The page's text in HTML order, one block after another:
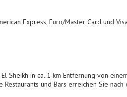
Express, Euro/Master Card und
Sheikh in ca. 1 km Entfernung von
und Bars erreichen Sie